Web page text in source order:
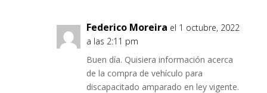
Federico Moreira el 1 octubre, 2022
a las 2:11 pm
Buen día. Quisiera información acerca
de la compra de vehículo para
discapacitado amparado en ley vigente.